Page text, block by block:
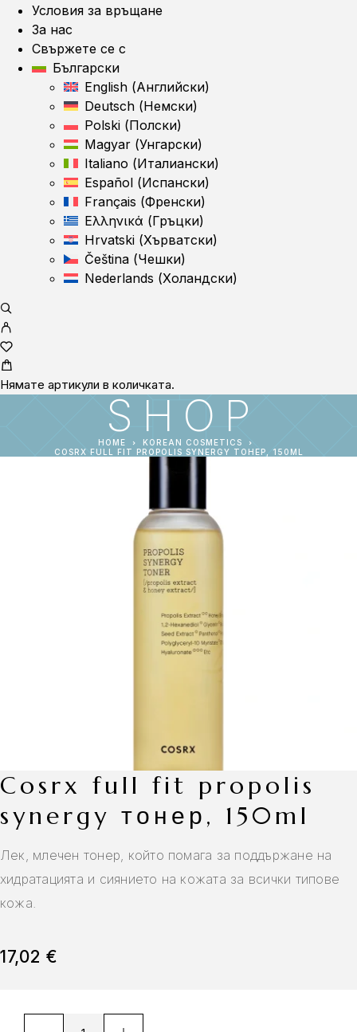
Условия за връщане
За нас
Свържете се с
Български
English (Английски)
Deutsch (Немски)
Polski (Полски)
Magyar (Унгарски)
Italiano (Италиански)
Español (Испански)
Français (Френски)
Ελληνικά (Гръцки)
Hrvatski (Хърватски)
Čeština (Чешки)
Nederlands (Холандски)
Нямате артикули в количката.
SHOP
HOME
KOREAN COSMETICS
COSRX FULL FIT PROPOLIS SYNERGY ТОНЕР, 150ML
cosrx full fit propolis
synergy тонер, 150ml
Лек, млечен тонер, който помага за поддържане на
хидратацията и сиянието на кожата за всички типове
кожа.
17,02 €